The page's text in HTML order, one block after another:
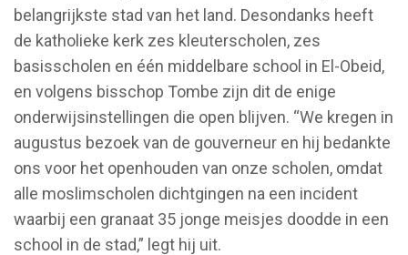
belangrijkste stad van het land. Desondanks heeft
de katholieke kerk zes kleuterscholen, zes
basisscholen en één middelbare school in El-Obeid,
en volgens bisschop Tombe zijn dit de enige
onderwijsinstellingen die open blijven. “We kregen in
augustus bezoek van de gouverneur en hij bedankte
ons voor het openhouden van onze scholen, omdat
alle moslimscholen dichtgingen na een incident
waarbij een granaat 35 jonge meisjes doodde in een
school in de stad,” legt hij uit.